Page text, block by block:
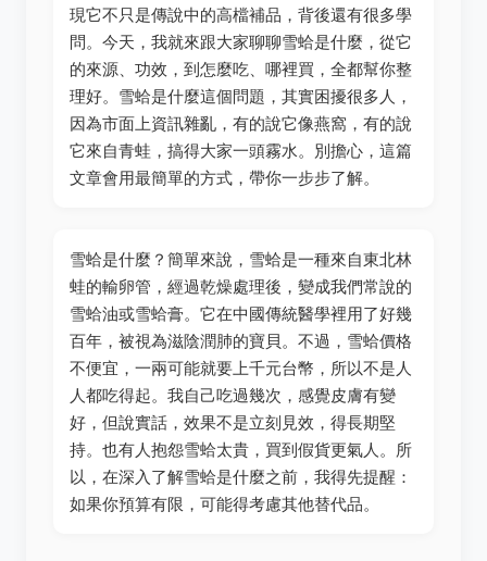
現它不只是傳說中的高檔補品，背後還有很多學
問。今天，我就來跟大家聊聊雪蛤是什麼，從它
的來源、功效，到怎麼吃、哪裡買，全都幫你整
理好。雪蛤是什麼這個問題，其實困擾很多人，
因為市面上資訊雜亂，有的說它像燕窩，有的說
它來自青蛙，搞得大家一頭霧水。別擔心，這篇
文章會用最簡單的方式，帶你一步步了解。
雪蛤是什麼？簡單來說，雪蛤是一種來自東北林
蛙的輸卵管，經過乾燥處理後，變成我們常說的
雪蛤油或雪蛤膏。它在中國傳統醫學裡用了好幾
百年，被視為滋陰潤肺的寶貝。不過，雪蛤價格
不便宜，一兩可能就要上千元台幣，所以不是人
人都吃得起。我自己吃過幾次，感覺皮膚有變
好，但說實話，效果不是立刻見效，得長期堅
持。也有人抱怨雪蛤太貴，買到假貨更氣人。所
以，在深入了解雪蛤是什麼之前，我得先提醒：
如果你預算有限，可能得考慮其他替代品。